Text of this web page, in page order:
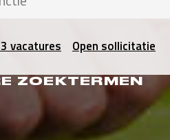
vacatures Open sollicitatie
ZOEKTERMEN